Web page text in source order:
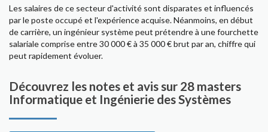
Les salaires de ce secteur d'activité sont disparates et influencés
par le poste occupé et l'expérience acquise. Néanmoins, en début
de carrière, un ingénieur système peut prétendre à une fourchette
salariale comprise entre 30 000 € à 35 000 € brut par an, chiffre qui
peut rapidement évoluer.
Découvrez les notes et avis sur 28 masters
Informatique et Ingénierie des Systèmes